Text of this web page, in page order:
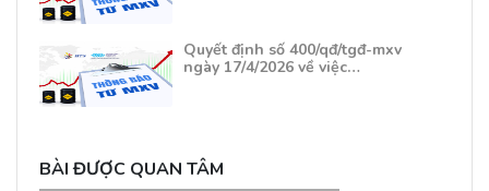
Quyết định số 400/qđ/tgđ-mxv
ngày 17/4/2026 về việc…
BÀI ĐƯỢC QUAN TÂM